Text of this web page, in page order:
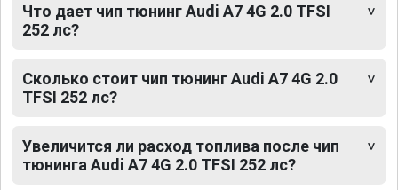
Что дает чип тюнинг Audi A7 4G 2.0 TFSI
252 лс?
Сколько стоит чип тюнинг Audi A7 4G 2.0
TFSI 252 лс?
Увеличится ли расход топлива после чип
тюнинга Audi A7 4G 2.0 TFSI 252 лс?